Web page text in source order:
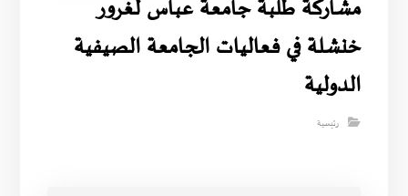
مشاركة طلبة جامعة عباس لغرور
خنشلة في فعاليات الجامعة الصيفية
الدولية
رئيسية